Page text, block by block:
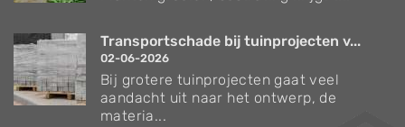
Transportschade bij tuinprojecten v...
02-06-2026
Bij grotere tuinprojecten gaat veel
aandacht uit naar het ontwerp, de
materia...